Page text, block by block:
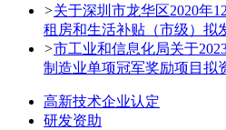
>关于深圳市龙华区2020年
租房和生活补贴（市级）拟
>市工业和信息化局关于
制造业单项冠军奖励项目拟
高新技术企业认定
研发资助